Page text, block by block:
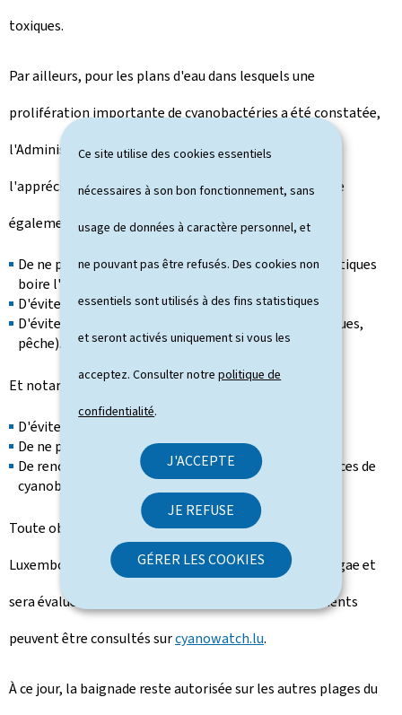
Ce site utilise des cookies essentiels
nécessaires à son bon fonctionnement, sans
usage de données à caractère personnel, et
ne pouvant pas être refusés. Des cookies non
essentiels sont utilisés à des fins statistiques
et seront activés uniquement si vous les
acceptez. Consulter notrepolitique de
confidentialité.
J'ACCEPTE
JE REFUSE
GÉRER LES COOKIES
toxiques.
Par ailleurs, pour les plans d'eau dans lesquels une
prolifération importante de cyanobactéries a été constatée,
l'Administration de la gestion de l'eau, sur base de
l'appréciation de la Direction de la santé, recommande
également au public:
De ne pas laisser les chiens et autres animaux domestiques
boire l'eau;
D'éviter tout contact avec l'eau;
D'éviter toute activité nautique (p. ex. sports aquatiques,
pêche).
Et notamment lors de la pêche:
D'éviter le contact avec les poissons;
De ne pas consommer les poissons pêchés;
De renoncer à l'activité de la pêche si des efflorescences de
cyanobactéries sont visibles.
Toute observation d'algues bleues au Grand-Duché du
Luxembourg peut être rapportée via l'app Bloomin'Algae et
sera évaluée par un expert du LIST. Tous les signalements
peuvent être consultés surcyanowatch.lu.
À ce jour, la baignade reste autorisée sur les autres plages du